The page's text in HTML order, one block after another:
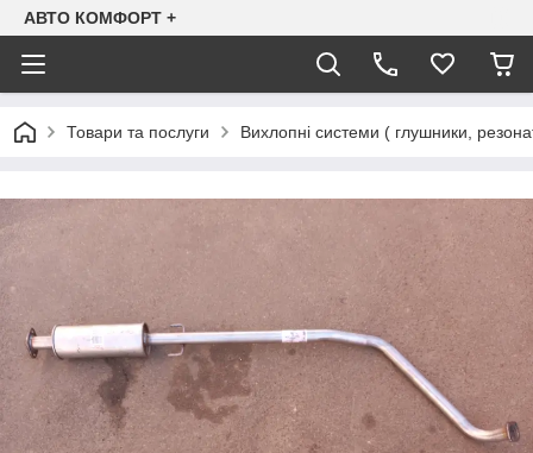
АВТО КОМФОРТ +
Товари та послуги Вихлопні системи ( глушники,